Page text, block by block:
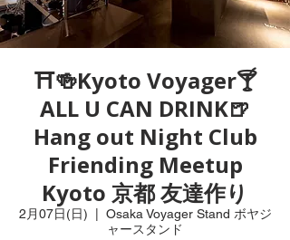
⛩🍻Kyoto Voyager🍸
ALL U CAN DRINK🍺
Hang out Night Club
Friending Meetup
Kyoto 京都 友達作り
2月07日(日)
Osaka Voyager Stand ボヤジ
ャースタンド